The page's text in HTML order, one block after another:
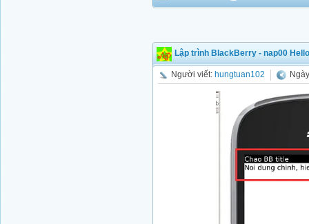
Lập trình BlackBerry - nap00
Người viết: hungtuan102